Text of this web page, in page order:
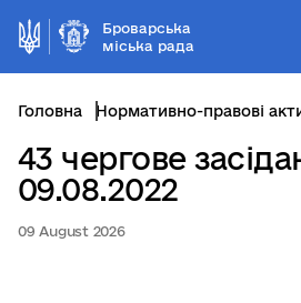
Броварська
міська рада
Головна Нормативно-правові
43 чергове
09.08.2022
09 August 2026